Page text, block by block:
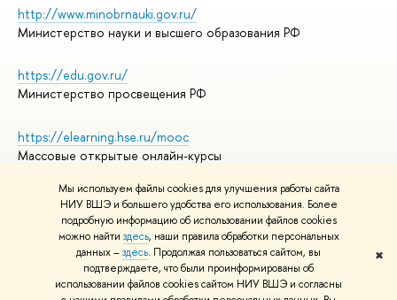
Мы используем файлы cookies для улучшения работы сайта
НИУ ВШЭ и большего удобства его использования. Более
подробную информацию об использовании файлов cookies
можно найти здесь, наши правила обработки персональных
данных –здесь. Продолжая пользоваться сайтом, вы
подтверждаете, что были проинформированы об
использовании файлов cookies сайтом НИУ ВШЭ и согласны
✖
http://www.minobrnauki.gov.ru/
Министерство науки и высшего образования РФ
https://edu.gov.ru/
Министерство просвещения РФ
https://elearning.hse.ru/mooc
Массовые открытые онлайн-курсы
© НИУ ВШЭ 1993–2026
Адреса и контакты
Условия использования материалов
Политика конфиденциальности
Правила применения рекомендательных технологий в НИУ ВШЭ